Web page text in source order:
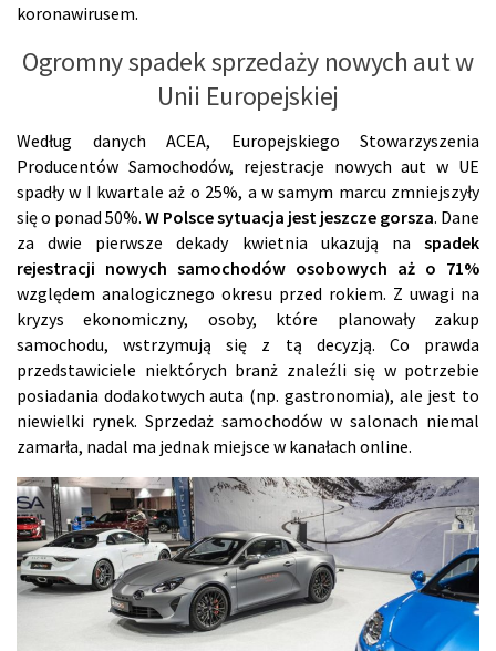
koronawirusem.
Ogromny spadek sprzedaży nowych aut w
Unii Europejskiej
Według danych ACEA, Europejskiego Stowarzyszenia
Producentów Samochodów, rejestracje nowych aut w UE
spadły w I kwartale aż o 25%, a w samym marcu zmniejszyły
się o ponad 50%. W Polsce sytuacja jest jeszcze gorsza. Dane
za dwie pierwsze dekady kwietnia ukazują na spadek
rejestracji nowych samochodów osobowych aż o 71%
względem analogicznego okresu przed rokiem. Z uwagi na
kryzys ekonomiczny, osoby, które planowały zakup
samochodu, wstrzymują się z tą decyzją. Co prawda
przedstawiciele niektórych branż znaleźli się w potrzebie
posiadania dodakotwych auta (np. gastronomia), ale jest to
niewielki rynek. Sprzedaż samochodów w salonach niemal
zamarła, nadal ma jednak miejsce w kanałach online.